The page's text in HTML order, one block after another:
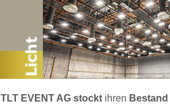
TLT EVENT AG stockt ihren Bestand